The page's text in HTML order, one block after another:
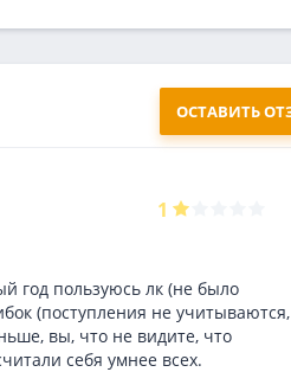
ОСТАВИТЬ
1
год пользуюсь лк (не было
(поступления не учитываются,
вы, что не видите, что
себя умнее всех.